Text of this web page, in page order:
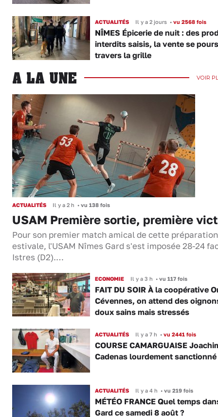
ACTUALITÉS Il y a 2 jours •vu 2568 fois
NÎMES Épicerie de nuit : des
interdits saisis, la vente se
travers la grille
A LA UNE VOIR
ACTUALITÉS Il y a 2 h • vu 138 fois
USAM Première sortie, première
Pour son premier match amical de cette préparation
estivale, l'USAM Nîmes Gard s'est imposée 28-24
Istres (D2).…
ECONOMIE Il y a 3 h •vu 117 fois
FAIT DU SOIR À la coopérative
Cévennes, on attend des
doux sains mais stressés
ACTUALITÉS Il y a 7 h •vu 2441 fois
COURSE CAMARGUAISE
Cadenas lourdement sanctionné
ACTUALITÉS Il y a 4 h •vu 219 fois
MÉTÉO FRANCE Quel temps
Gard ce samedi 8 août ?